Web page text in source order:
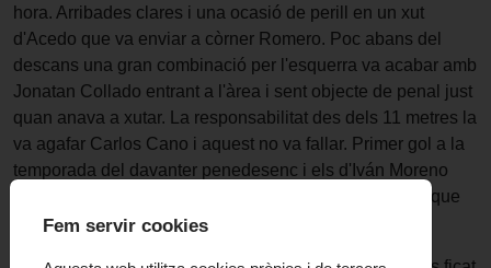
hora. Arribades clares i una ocasió de perill en un xut
d'Acedo que va enviar a còrner Romero. Poc abans del
descans una gran combinació per l'esquerra va acabar amb
Jonatan Collado entrant a l'àrea i sent objecte de penal just
quan anava a xutar. La responsabilitat des dels 11 metres la
va agafar Carlos Cano i aquest no va fallar. Primer gol a la
temporada del davanter penedesenc i els d'Iván Moreno
que trobaven la recompensa a la bona primera meitat que
havien realitzat.
Fem servir cookies